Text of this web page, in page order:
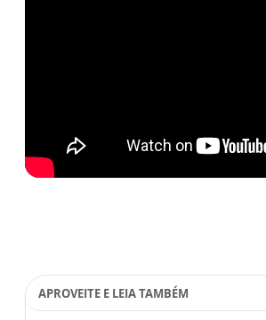
APROVEITE E LEIA TAMBÉM